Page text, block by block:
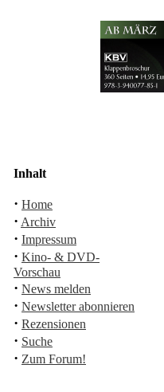
Inhalt
· Home
· Archiv
· Impressum
· Kino- & DVD-
Vorschau
· News melden
· Newsletter abonnieren
· Rezensionen
· Suche
· Zum Forum!